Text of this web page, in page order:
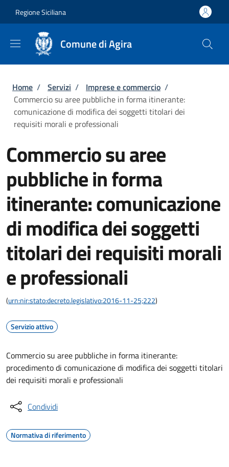
Regione Siciliana
Comune di Agira
Briciole di pane
Home / Servizi / Imprese e commercio /
Commercio su aree pubbliche in forma itinerante:
comunicazione di modifica dei soggetti titolari dei
requisiti morali e professionali
Commercio su aree
pubbliche in forma
itinerante: comunicazione
di modifica dei soggetti
titolari dei requisiti morali
e professionali
(urn:nir:stato:decreto.legislativo:2016-11-25;222)
Servizio attivo
Commercio su aree pubbliche in forma itinerante:
procedimento di comunicazione di modifica dei soggetti titolari
dei requisiti morali e professionali
Condividi
Normativa di riferimento